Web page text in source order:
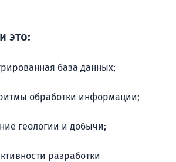
это:
база данных;
обработки информации;
геологии и добычи;
разработки